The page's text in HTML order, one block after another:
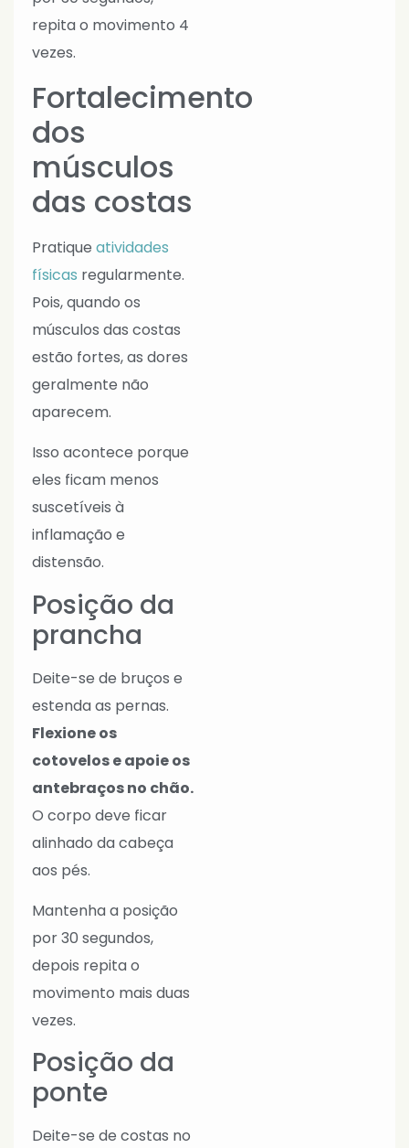
repita o movimento 4
vezes.
Fortalecimento
dos
músculos
das costas
Pratique atividades
físicas regularmente.
Pois, quando os
músculos das costas
estão fortes, as dores
geralmente não
aparecem.
Isso acontece porque
eles ficam menos
suscetíveis à
inflamação e
distensão.
Posição da
prancha
Deite-se de bruços e
estenda as pernas.
Flexione os
cotovelos e apoie os
antebraços no chão.
O corpo deve ficar
alinhado da cabeça
aos pés.
Mantenha a posição
por 30 segundos,
depois repita o
movimento mais duas
vezes.
Posição da
ponte
Deite-se de costas no